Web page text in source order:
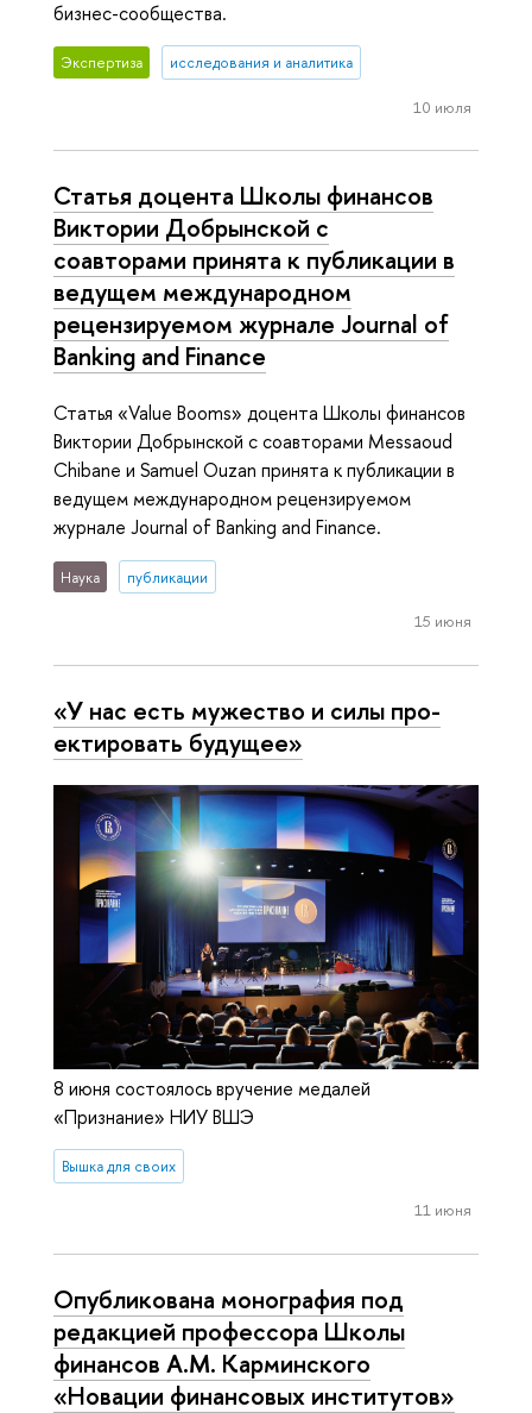
бизнес-сообщества.
Экспертиза исследования и аналитика
10 июля
Статья доцента Школы финансов
Виктории Добрынской с
соавторами принята к публикации в
ведущем международном
рецензируемом журнале Journal of
Banking and Finance
Статья «Value Booms» доцента Школы финансов
Виктории Добрынской с соавторами Messaoud
Chibane и Samuel Ouzan принята к публикации в
ведущем международном рецензируемом
журнале Journal of Banking and Finance.
Наука публикации
15 июня
«У нас есть мужество и силы про­
ек­ти­ро­вать будущее»
8 июня состоялось вручение медалей
«Признание» НИУ ВШЭ
Вышка для своих
11 июня
Опубликована монография под
редакцией профессора Школы
финансов А.М. Карминского
«Новации финансовых институтов»